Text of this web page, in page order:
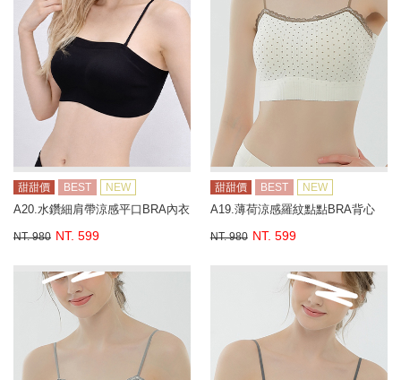
甜甜價 BEST NEW
A20.水鑽細肩帶涼感平口BRA內衣
NT. 980 NT. 599
甜甜價 BEST NEW
A19.薄荷涼感羅紋點點BRA背心
NT. 980 NT. 599